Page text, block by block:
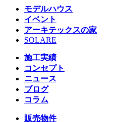
モデルハウス
イベント
アーキテックスの家
SOLARE
施工実績
コンセプト
ニュース
ブログ
コラム
販売物件